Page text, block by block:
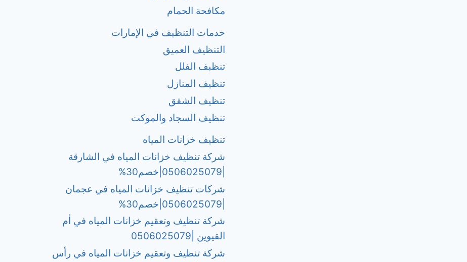
مكافحة الحمام
خدمات التنظيف في الإمارات
التنظيف العميق
تنظبف الفلل
تنظيف المنازل
تنظيف الشقق
تنظيف السجاد والموكت
تنظيف خزانات المياه
شركة تنظيف خزانات المياه في الشارقة
شركات تنظيف خزانات المياه في عجمان
شركة تنظيف وتعقيم خزانات المياه في أم
القيوين |0506025079
شركة تنظيف وتعقيم خزانات المياه في رأس